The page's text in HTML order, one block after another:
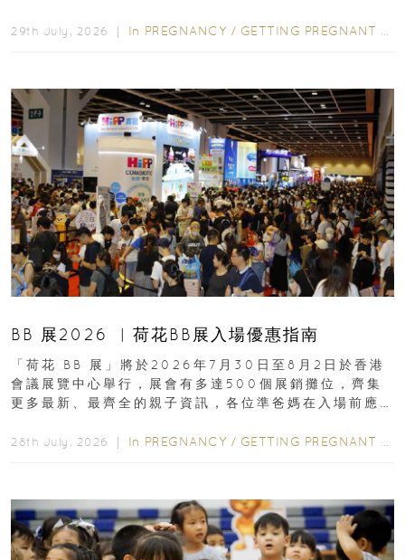
29th July, 2026 ｜ In PREGNANCY / GETTING PREGNANT
BB 展2026 ︳荷花BB展入場優惠指南
「荷花 BB 展」將於2026年7月30日至8月2日於香港
會議展覽中心舉行，展會有多達500個展銷攤位，齊集
更多最新、最齊全的親子資訊，各位準爸媽在入場前應
28th July, 2026 ｜ In PREGNANCY / GETTING PREGNANT